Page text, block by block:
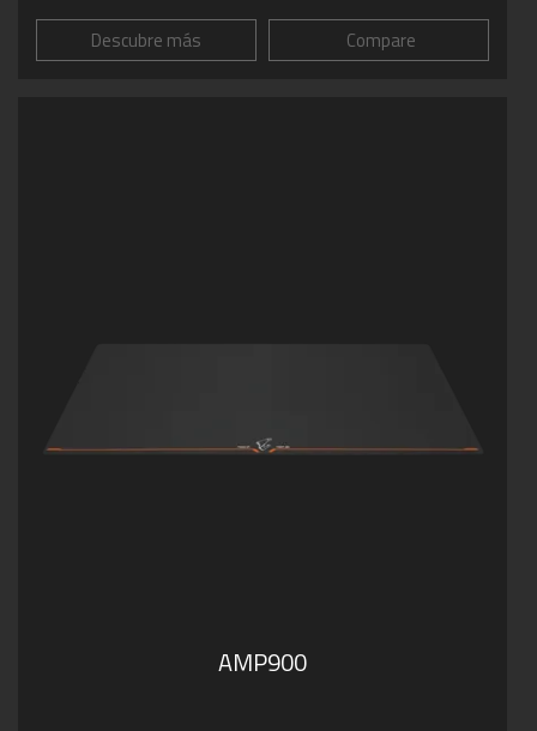
Descubre más Compare
AMP900